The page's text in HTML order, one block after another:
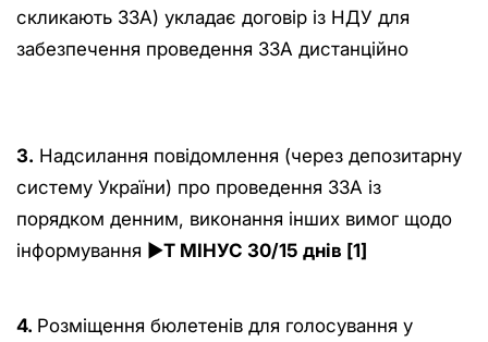
скликають ЗЗА) укладає договір із НДУ для
забезпечення проведення ЗЗА дистанційно
3. Надсилання повідомлення (через депозитарну
систему України) про проведення ЗЗА із
порядком денним, виконання інших вимог щодо
інформування ►T МІНУС 30/15 днів [1]
4. Розміщення бюлетенів для голосування у